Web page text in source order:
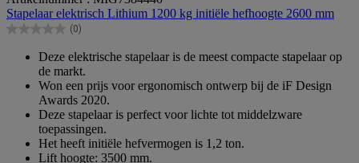
van
de
5
Stapelaar elektrisch Lithium 1200 kg initiële hefhoogte 2600 mm
(0)
0.0
sterren.
Deze elektrische stapelaar is de meest compacte stapelaar op
de markt.
Won een prijs voor ergonomisch ontwerp bij de iF Design
Awards 2020.
Deze stapelaar is perfect voor lichte tot middelzware
toepassingen.
Het heeft initiële hefvermogen is 1,2 ton.
Lift hoogte: 3500 mm.